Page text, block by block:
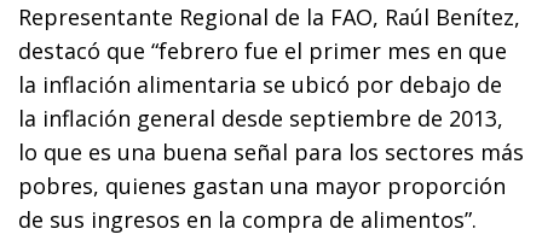
Representante Regional de la FAO, Raúl Benítez,
destacó que “febrero fue el primer mes en que
la inflación alimentaria se ubicó por debajo de
la inflación general desde septiembre de 2013,
lo que es una buena señal para los sectores más
pobres, quienes gastan una mayor proporción
de sus ingresos en la compra de alimentos”.